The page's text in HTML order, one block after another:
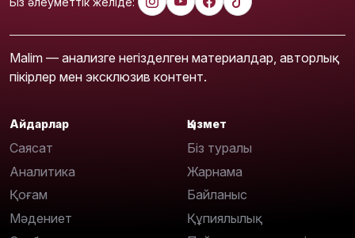
Malim — анализге негізделген материалдар, авторлық
пікірлер мен эксклюзив контент.
Айдарлар
Саясат
Аналитика
Қоғам
Мәдениет
Қызмет
Біз туралы
Жарнама
Байланыс
Құпиялылық